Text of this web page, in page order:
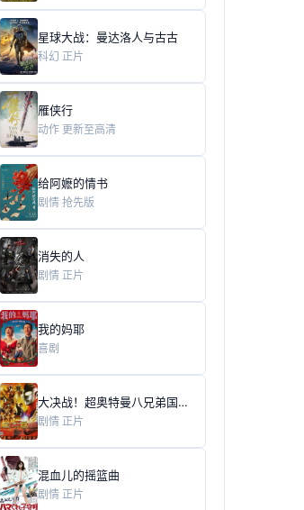
星球大战：曼达洛人与古古
科幻 正片
雁侠行
动作 更新至高清
给阿嬷的情书
剧情 抢先版
消失的人
剧情 正片
我的妈耶
喜剧
大决战！超奥特曼八兄弟国语版
剧情 正片
混血儿的摇篮曲
剧情 正片